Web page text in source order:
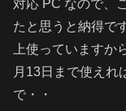
対応 PC なので、
たと思うと納得で
上使っています
月13日まで使えれ
で・・